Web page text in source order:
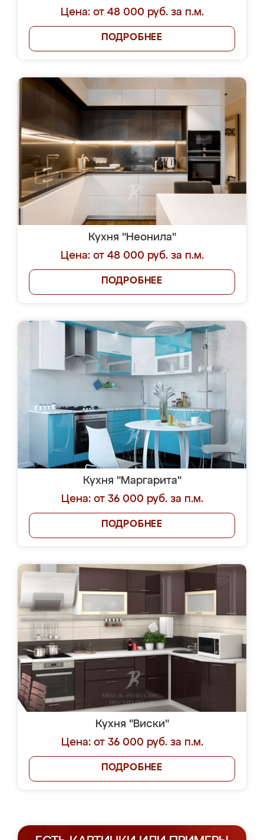
Цена: от 48 000 руб. за п.м.
ПОДРОБНЕЕ
Кухня "Неонила"
Цена: от 48 000 руб. за п.м.
ПОДРОБНЕЕ
Кухня "Маргарита"
Цена: от 36 000 руб. за п.м.
ПОДРОБНЕЕ
Кухня "Виски"
Цена: от 36 000 руб. за п.м.
ПОДРОБНЕЕ